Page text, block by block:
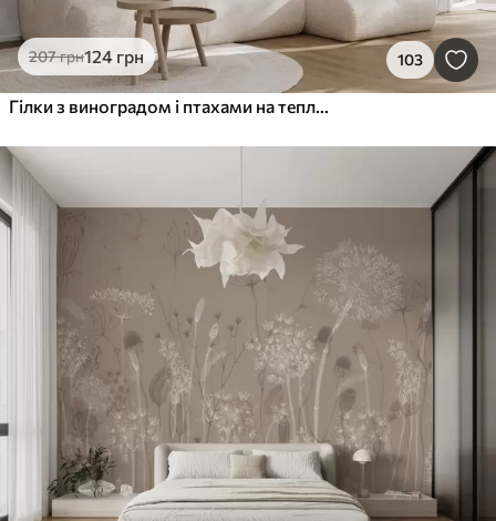
207грн124 грн 103
Гілки з виноградом і птахами на теплому сіро-рожевому тлі